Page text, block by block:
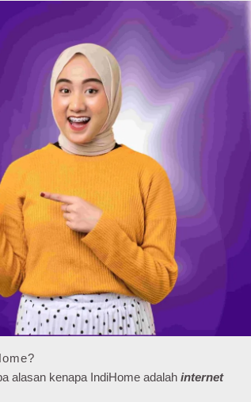
alasan kenapa IndiHome adalah internet